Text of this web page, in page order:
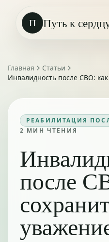
П Путь к
Главная
Статьи
Инвалидность после СВО:
РЕАБИЛИТАЦИЯ
2 МИН ЧТЕНИЯ
после